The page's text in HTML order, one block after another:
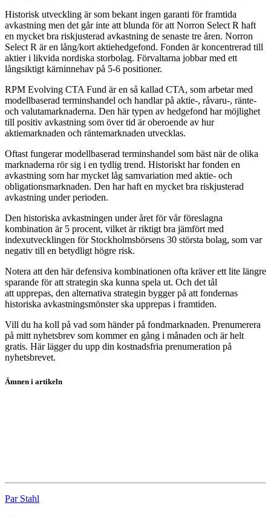
Historisk utveckling är som bekant ingen garanti för framtida
avkastning men det går inte att blunda för att Norron Select R haft
en mycket bra riskjusterad avkastning de senaste tre åren. Norron
Select R är en lång/kort aktiehedgefond. Fonden är koncentrerad till
aktier i likvida nordiska storbolag. Förvaltarna jobbar med ett
långsiktigt kärninnehav på 5-6 positioner.
RPM Evolving CTA Fund är en så kallad CTA, som arbetar med
modellbaserad terminshandel och handlar på aktie-, råvaru-, ränte-
och valutamarknaderna. Den här typen av hedgefond har möjlighet
till positiv avkastning som över tid är oberoende av hur
aktiemarknaden och räntemarknaden utvecklas.
Oftast fungerar modellbaserad terminshandel som bäst när de olika
marknaderna rör sig i en tydlig trend. Historiskt har fonden en
avkastning som har mycket låg samvariation med aktie- och
obligationsmarknaden. Den har haft en mycket bra riskjusterad
avkastning under perioden.
Den historiska avkastningen under året för vår föreslagna
kombination är 5 procent, vilket är riktigt bra jämfört med
indexutvecklingen för Stockholmsbörsens 30 största bolag, som var
negativ till en betydligt högre risk.
Notera att den här defensiva kombinationen ofta kräver ett lite längre
sparande för att strategin ska kunna spela ut. Och det tål
att upprepas, den alternativa strategin bygger på att fondernas
historiska avkastningsmönster ska upprepas i framtiden.
Vill du ha koll på vad som händer på fondmarknaden. Prenumerera
på mitt nyhetsbrev som kommer en gång i månaden och är helt
gratis. Här lägger du upp din kostnadsfria prenumeration på
nyhetsbrevet.
Ämnen i artikeln
Par Stahl